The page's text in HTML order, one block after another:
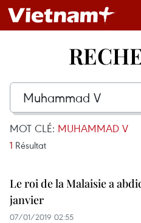
MOT CLÉ: MUHAMMAD V
1 Résultat
Le roi de la Malaisie a
janvier
07/01/2019 02:55